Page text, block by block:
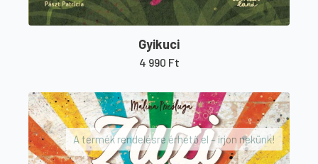
Gyikuci
4 990 Ft
A termék rendelésre érhető el – írjon nekünk!